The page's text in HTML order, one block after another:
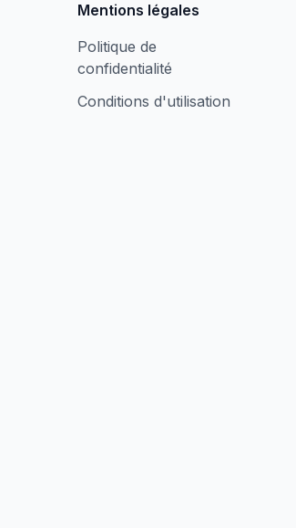
Mentions légales
Politique de
confidentialité
Conditions d'utilisation